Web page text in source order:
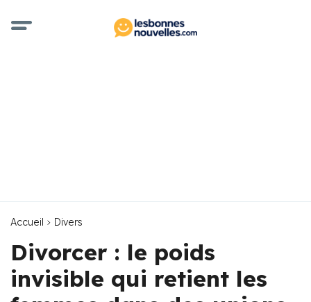
Accueil Divers
Divorcer : le poids
invisible qui retient les